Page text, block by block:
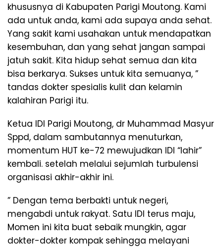
khususnya di Kabupaten Parigi Moutong. Kami
ada untuk anda, kami ada supaya anda sehat.
Yang sakit kami usahakan untuk mendapatkan
kesembuhan, dan yang sehat jangan sampai
jatuh sakit. Kita hidup sehat semua dan kita
bisa berkarya. Sukses untuk kita semuanya, ”
tandas dokter spesialis kulit dan kelamin
kalahiran Parigi itu.
Ketua IDI Parigi Moutong, dr Muhammad Masyur
Sppd, dalam sambutannya menuturkan,
momentum HUT ke-72 mewujudkan IDI “lahir”
kembali. setelah melalui sejumlah turbulensi
organisasi akhir-akhir ini.
” Dengan tema berbakti untuk negeri,
mengabdi untuk rakyat. Satu IDI terus maju,
Momen ini kita buat sebaik mungkin, agar
dokter-dokter kompak sehingga melayani